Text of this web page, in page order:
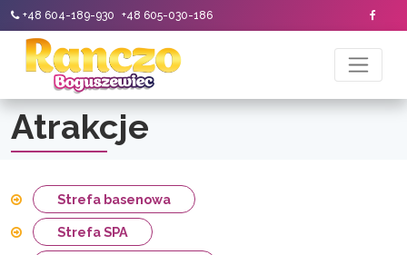
+48 604-189-930 +48 605-030-186
Atrakcje
Strefa basenowa
Strefa SPA